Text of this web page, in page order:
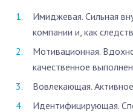
Имиджевая. Сильная
компании и, как
Мотивационная.
качественное
Вовлекающая.
Идентифицирующая.